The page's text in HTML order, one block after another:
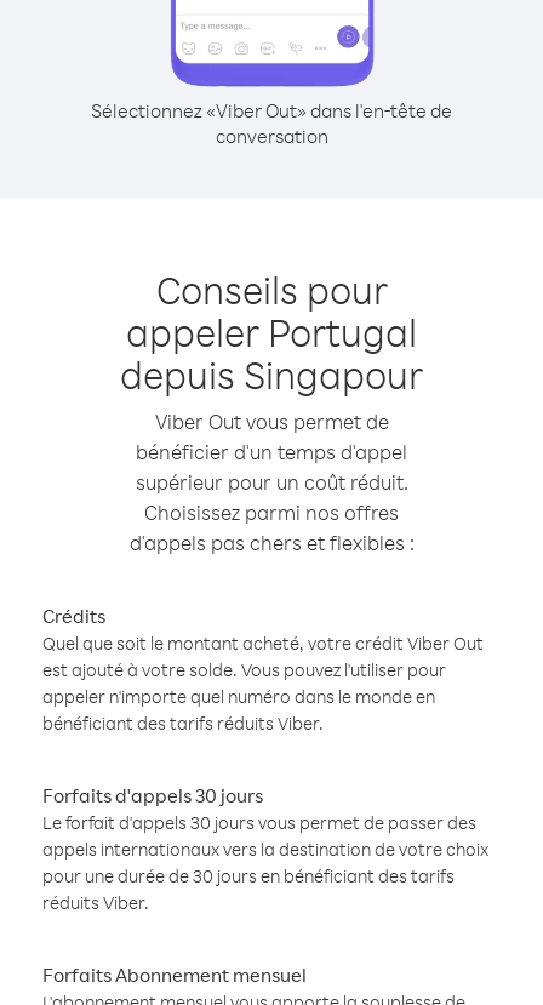
Sélectionnez «Viber Out» dans l'en-tête de
conversation
Conseils pour
appeler Portugal
depuis Singapour
Viber Out vous permet de
bénéficier d'un temps d'appel
supérieur pour un coût réduit.
Choisissez parmi nos offres
d'appels pas chers et flexibles :
Crédits
Quel que soit le montant acheté, votre crédit Viber Out
est ajouté à votre solde. Vous pouvez l'utiliser pour
appeler n'importe quel numéro dans le monde en
bénéficiant des tarifs réduits Viber.
Forfaits d'appels 30 jours
Le forfait d'appels 30 jours vous permet de passer des
appels internationaux vers la destination de votre choix
pour une durée de 30 jours en bénéficiant des tarifs
réduits Viber.
Forfaits Abonnement mensuel